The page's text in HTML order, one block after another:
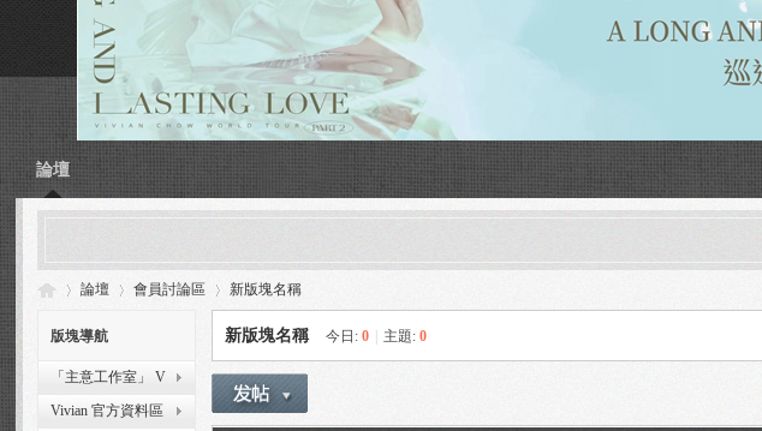
論壇
論壇 會員討論區 新版塊名稱
版塊導航
「主意工作室」 V
Vision Workshop
Vivian 官方資料區
新版塊名稱 今日:0 主題:0